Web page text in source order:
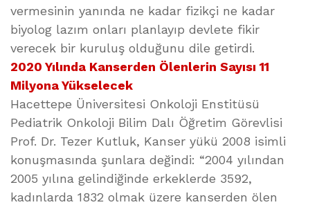
vermesinin yanında ne kadar fizikçi ne kadar
biyolog lazım onları planlayıp devlete fikir
verecek bir kuruluş olduğunu dile getirdi.
2020 Yılında Kanserden Ölenlerin Sayısı 11
Milyona Yükselecek
Hacettepe Üniversitesi Onkoloji Enstitüsü
Pediatrik Onkoloji Bilim Dalı Öğretim Görevlisi
Prof. Dr. Tezer Kutluk, Kanser yükü 2008 isimli
konuşmasında şunlara değindi: “2004 yılından
2005 yılına gelindiğinde erkeklerde 3592,
kadınlarda 1832 olmak üzere kanserden ölen